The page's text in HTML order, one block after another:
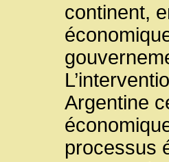
continent,
Argentine
processus